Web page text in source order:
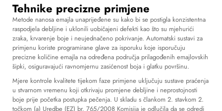
Tehnike precizne primjene
Metode nanosa emajla unaprijeđene su kako bi se postigla konzistentna
raspodjela debljine i uklonili uobičajeni defekti kao što su mjehurići
zraka, krvarenje boje i neujednačeno pokrivanje. Automatski sustavi za
primjenu koriste programirane glave za isporuku koje isporučuju
precizne količine emajla na određena područja prilagođenih emajlovskih
šipki, osiguravajući ravnomjernu zasićenost boja i glatku površinu.
Mjere kontrole kvalitete tijekom faze primjene uključuju sustave praćenja
u stvarnom vremenu koji otkrivaju promjene debljine i neprostojnosti
boje prije početka postupka pečenja. U skladu s člankom 2. stavkom 2.
točkom (a) Uredbe (EZ) br. 765/2008 Komisija je odlučila da se odredi